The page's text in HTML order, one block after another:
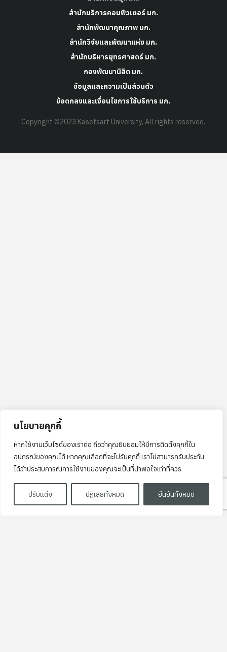
นโยบายคุกกี้
หากใช้งานเว็บไซต์ของเราต่อ ถือว่าคุณยินยอมให้มีการติดตั้งคุกกี้ใน
อุปกรณ์ของคุณได้ หากคุณเลือกที่จะไม่รับคุกกี้ เราไม่สามารถรับประกัน
ได้ว่าประสบการณ์การใช้งานของคุณจะเป็นที่น่าพอใจเท่าที่ควร
ปรับแต่ง ปฏิเสธทั้งหมด ยืนยันทั้งหมด
สำนักบริการคอมพิวเตอร์ มก.
สำนักพัฒนาคุณภาพ มก.
สำนักวิจัยและพัฒนาแห่ง มก.
สำนักบริหารยุทธศาสตร์ มก.
กองพัฒนานิสิต มก.
ข้อมูลและความเป็นส่วนตัว
ข้อตกลงและเงื่อนไขการใช้บริการ มก.
Copyright ©2023 Kasetsart University, All rights reserved.